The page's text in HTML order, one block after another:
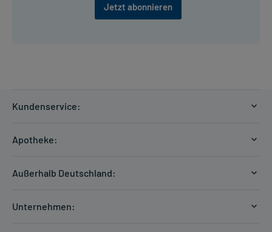
Jetzt abonnieren
Kundenservice:
Zahlungsarten
Hilfe
Apotheke:
Außerhalb Deutschland:
Unternehmen: